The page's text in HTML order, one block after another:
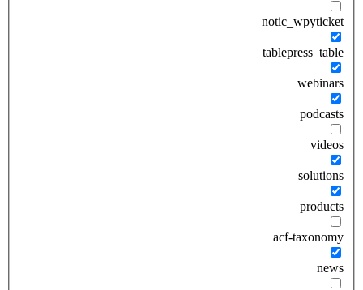
notic_wpyticket
tablepress_table
webinars
podcasts
videos
solutions
products
acf-taxonomy
news